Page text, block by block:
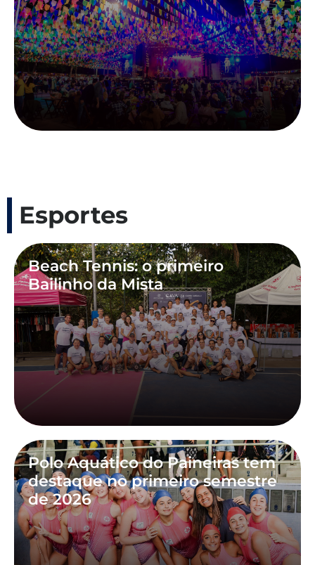
Esportes
Beach Tennis: o primeiro
Bailinho da Mista
Polo Aquático do Paineiras tem
destaque no primeiro semestre
de 2026